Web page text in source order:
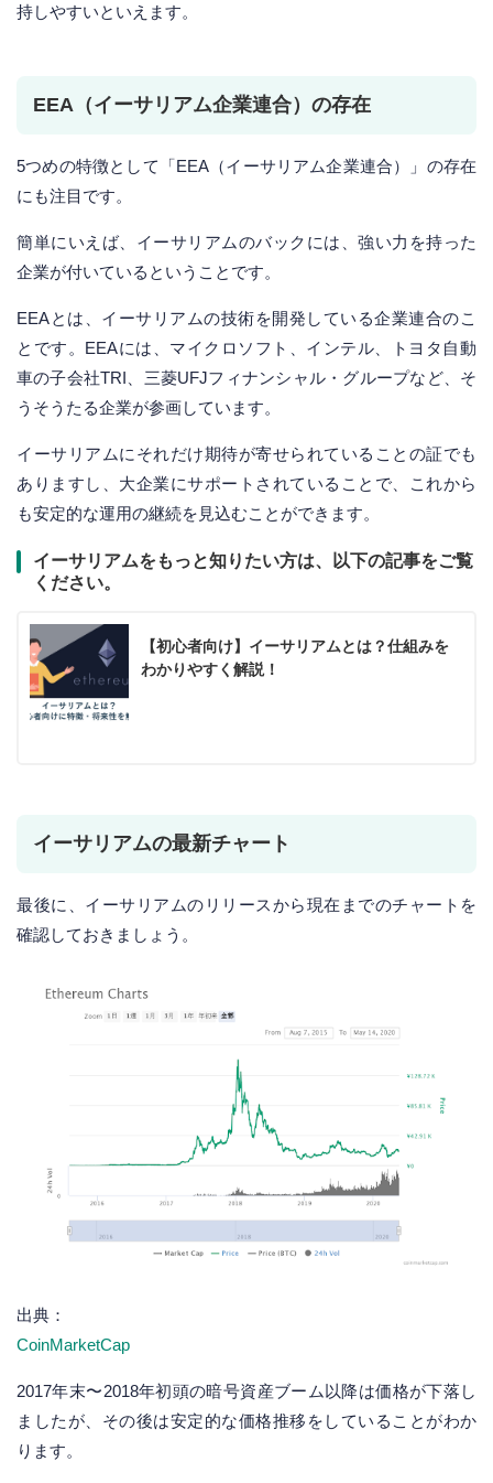
持しやすいといえます。
EEA（イーサリアム企業連合）の存在
5つめの特徴として「EEA（イーサリアム企業連合）」の存在
にも注目です。
簡単にいえば、イーサリアムのバックには、強い力を持った
企業が付いているということです。
EEAとは、イーサリアムの技術を開発している企業連合のこ
とです。EEAには、マイクロソフト、インテル、トヨタ自動
車の子会社TRI、三菱UFJフィナンシャル・グループなど、そ
うそうたる企業が参画しています。
イーサリアムにそれだけ期待が寄せられていることの証でも
ありますし、大企業にサポートされていることで、これから
も安定的な運用の継続を見込むことができます。
イーサリアムをもっと知りたい方は、以下の記事をご覧
ください。
【初心者向け】イーサリアムとは？仕組みを
わかりやすく解説！
イーサリアムの最新チャート
最後に、イーサリアムのリリースから現在までのチャートを
確認しておきましょう。
出典：
CoinMarketCap
2017年末〜2018年初頭の暗号資産ブーム以降は価格が下落し
ましたが、その後は安定的な価格推移をしていることがわか
ります。